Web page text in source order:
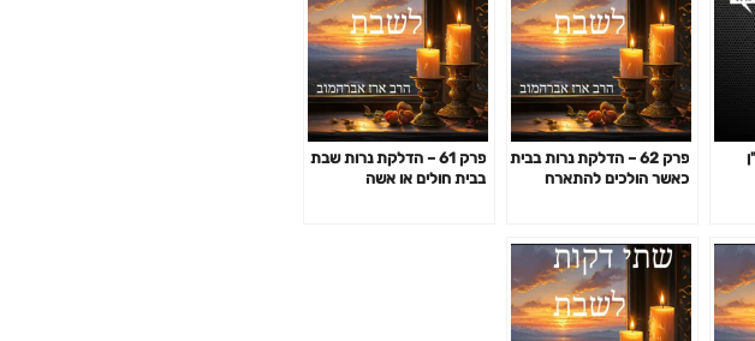
פרק 62 – הדלקת נרות בבית
כאשר הולכים להתארח
פרק 61 – הדלקת נרות שבת
בבית חולים או אשה